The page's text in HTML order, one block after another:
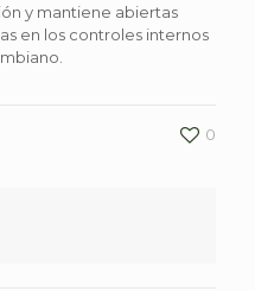
y mantiene abiertas
en los controles internos
0